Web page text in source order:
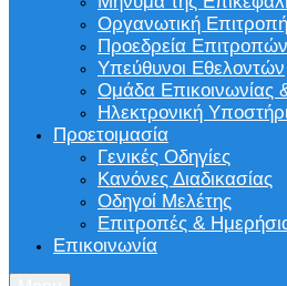
Οργανωτική Επιτροπή
Προεδρεία Επιτροπών
Υπεύθυνοι Εθελοντών
Ομάδα Επικοινωνίας
Ηλεκτρονική
Προετοιμασία
Γενικές Οδηγίες
Κανόνες Διαδικασίας
Οδηγοί Μελέτης
Επιτροπές &
Επικοινωνία